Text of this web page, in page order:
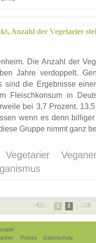
Anzahl der Vegetarier
Die Anzahl der
Jahre verdoppelt.
sind die Ergebnisse
Fleischkonsum in
bei 3,7 Prozent.
wenn es denn
Gruppe nimmt ganz
Vegetarier
1 2
Presse Datenschutz